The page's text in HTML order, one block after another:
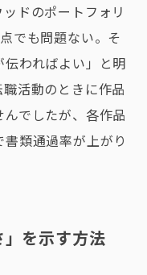
ドのポートフォリ
でも問題ない。そ
わればよい」と明
活動のときに作品
でしたが、各作品
類通過率が上がり
を示す方法